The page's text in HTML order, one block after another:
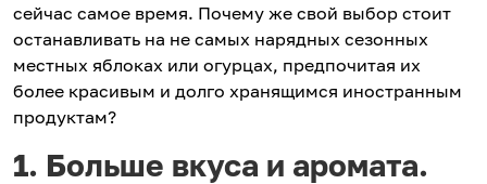
сейчас самое время. Почему же свой выбор стоит
останавливать на не самых нарядных сезонных
местных яблоках или огурцах, предпочитая их
более красивым и долго хранящимся иностранным
продуктам?
1. Больше вкуса и аромата.